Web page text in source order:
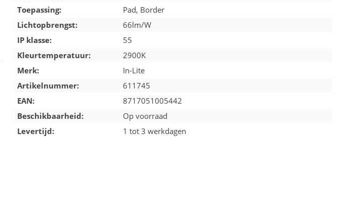
Toepassing:
Pad, Border
Lichtopbrengst:
66lm/W
IP klasse:
55
Kleurtemperatuur:
2900K
Merk:
In-Lite
Artikelnummer:
611745
EAN:
8717051005442
Beschikbaarheid:
Op voorraad
Levertijd:
1 tot 3 werkdagen